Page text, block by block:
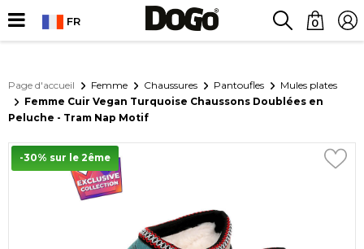
FR 0
Page d'accueil Femme Chaussures Pantoufles
Mules plates
Femme Cuir Vegan Turquoise Chaussons Doublées en
Peluche - Tram Nap Motif
-30% sur le 2ême